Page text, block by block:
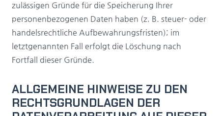
zulässigen Gründe für die Speicherung Ihrer
personenbezogenen Daten haben (z. B. steuer- oder
handelsrechtliche Aufbewahrungsfristen); im
letztgenannten Fall erfolgt die Löschung nach
Fortfall dieser Gründe.
ALLGEMEINE HINWEISE ZU DEN
RECHTSGRUNDLAGEN DER